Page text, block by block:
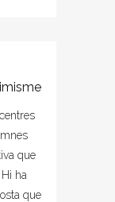
que
ha
que